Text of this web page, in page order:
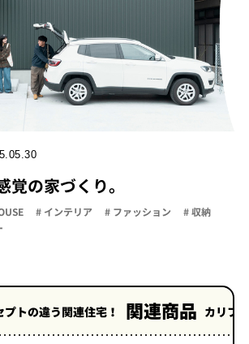
覚の家づくり。
# インテリア # ファッション
# 収納
連住宅！ 関連商品 カリフォルニア工